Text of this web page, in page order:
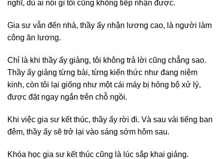
nghĩ, dù ai nói gì tôi cũng không tiếp nhận được.
Gia sư vẫn đến nhà, thầy ấy nhận lương cao, là người làm
công ăn lương.
Chỉ là khi thầy ấy giảng, tôi không trả lời cũng chẳng sao.
Thầy ấy giảng từng bài, từng kiến thức như đang niệm
kinh, còn tôi lại giống như một cái máy bị hỏng bộ xử lý,
được đặt ngay ngắn trên chỗ ngồi.
Khi việc gia sư kết thúc, thầy ấy rời đi. Và sau vài tiếng ban
đêm, thầy ấy sẽ trở lại vào sáng sớm hôm sau.
Khóa học gia sư kết thúc cũng là lúc sắp khai giảng.